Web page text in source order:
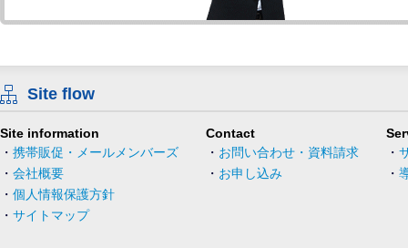
Site flow
Site information
・ 携帯販促・メールメンバーズ
・ 会社概要
・ 個人情報保護方針
・ サイトマップ
Contact
・ お問い合わせ・資料請求
・ お申し込み
・
・